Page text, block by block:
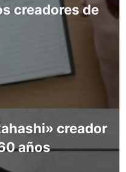
creadores de
creador
años